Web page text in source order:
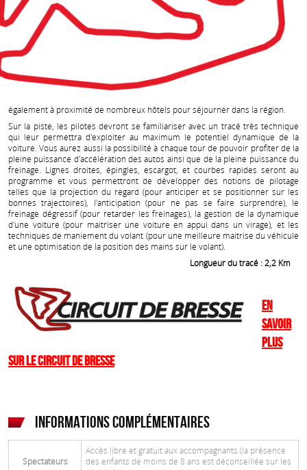
également à proximité de nombreux hôtels pour séjourner dans la région.
Sur la piste, les pilotes devront se familiariser avec un tracé très technique
qui leur permettra d'exploiter au maximum le potentiel dynamique de la
voiture. Vous aurez aussi la possibilité à chaque tour de pouvoir profiter de la
pleine puissance d'accélération des autos ainsi que de la pleine puissance du
freinage. Lignes droites, épingles, escargot, et courbes rapides seront au
programme et vous permettront de développer des notions de pilotage
telles que la projection du regard (pour anticiper et se positionner sur les
bonnes trajectoires), l'anticipation (pour ne pas se faire surprendre), le
freinage dégressif (pour retarder les freinages), la gestion de la dynamique
d'une voiture (pour maitriser une voiture en appui dans un virage), et les
techniques de maniement du volant (pour une meilleure maitrise du véhicule
et une optimisation de la position des mains sur le volant).
Longueur du tracé : 2,2 Km
En
savoir
plus
sur le Circuit de Bresse
Informations complémentaires
Spectateurs
Accès libre et gratuit aux accompagnants (la présence
des enfants de moins de 8 ans est déconseillée sur les